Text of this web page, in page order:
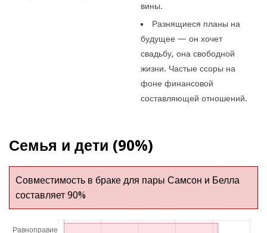
вины.
Разнящиеся планы на
будущее — он хочет
свадьбу, она свободной
жизни. Частые ссоры на
фоне финансовой
составляющей отношений.
Семья и дети (90%)
Совместимость в браке для пары Самсон и Белла
составляет 90%